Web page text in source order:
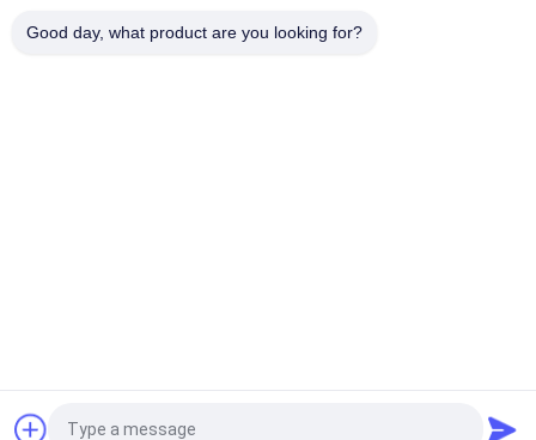
Good day, what product are you looking for?